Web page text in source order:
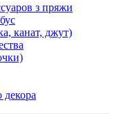
з пряжи
канат, джут)
декора